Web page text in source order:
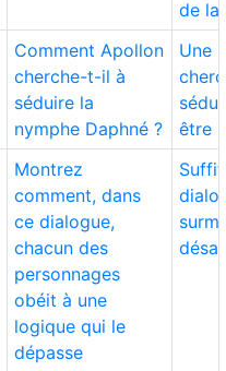
de la
Comment Apollon
cherche-t-il à
séduire la
nymphe Daphné ?
Une
être
Montrez
comment, dans
ce dialogue,
chacun des
personnages
obéit à une
logique qui le
dépasse